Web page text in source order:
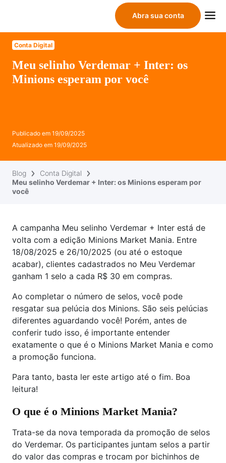
Abra sua conta
Conta Digital
Meu selinho Verdemar + Inter: os
Minions esperam por você
Publicado em 19/09/2025
Atualizado em 19/09/2025
Blog
Conta Digital
Meu selinho Verdemar + Inter: os Minions esperam por
você
A campanha Meu selinho Verdemar + Inter está de
volta com a edição Minions Market Mania. Entre
18/08/2025 e 26/10/2025 (ou até o estoque
acabar), clientes cadastrados no Meu Verdemar
ganham 1 selo a cada R$ 30 em compras.
Ao completar o número de selos, você pode
resgatar sua pelúcia dos Minions. São seis pelúcias
diferentes aguardando você! Porém, antes de
conferir tudo isso, é importante entender
exatamente o que é o Minions Market Mania e como
a promoção funciona.
Para tanto, basta ler este artigo até o fim. Boa
leitura!
O que é o Minions Market Mania?
Trata-se da nova temporada da promoção de selos
do Verdemar. Os participantes juntam selos a partir
do valor das compras e trocam por bichinhos de